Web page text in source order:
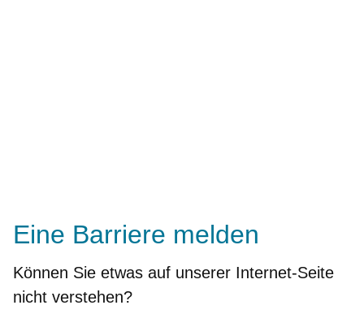
Eine Barriere melden
Können Sie etwas auf unserer Internet-Seite
nicht verstehen?